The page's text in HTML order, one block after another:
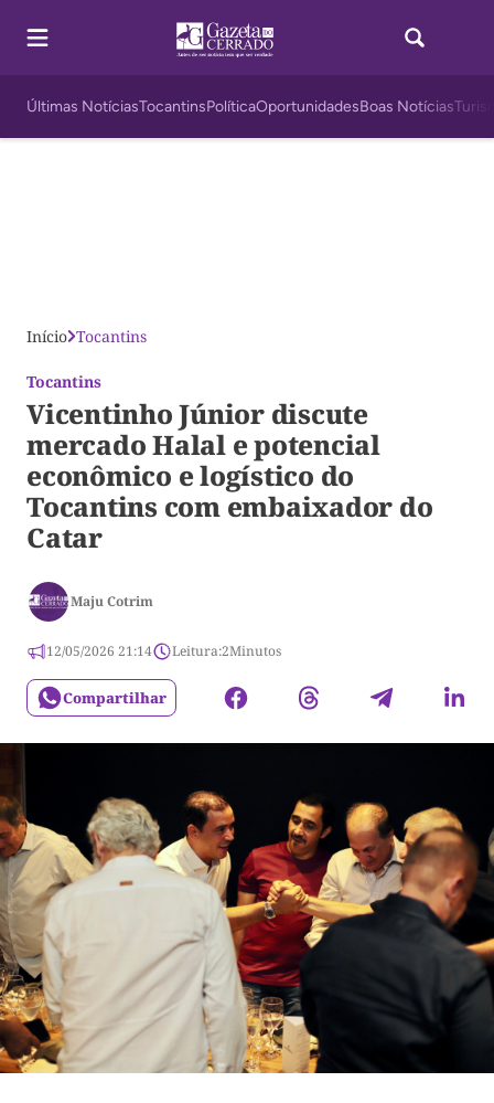
Últimas NotíciasTocantinsPolíticaOportunidadesBoas Notícias
Início Tocantins
Tocantins
Vicentinho Júnior discute
mercado Halal e potencial
econômico e logístico do
Tocantins com embaixador do
Catar
Maju Cotrim
12/05/2026 21:14 Leitura:2Minutos
Compartilhar